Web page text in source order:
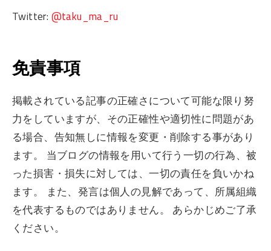
​Twitter: @taku_ma_ru
免責事項
掲載されている記事の正確さについて可能な限り努
力をしていますが、その正確性や適切性に問題があ
る場合、告知無しに情報を変更・削除する事があり
ます。 当ブログの情報を用いて行う一切の行為、被
った損害・損失に対しては、一切の責任を負いかね
ます。 また、発言は個人の見解であって、所属組織
を代表するものではありません。 あらかじめご了承
ください。